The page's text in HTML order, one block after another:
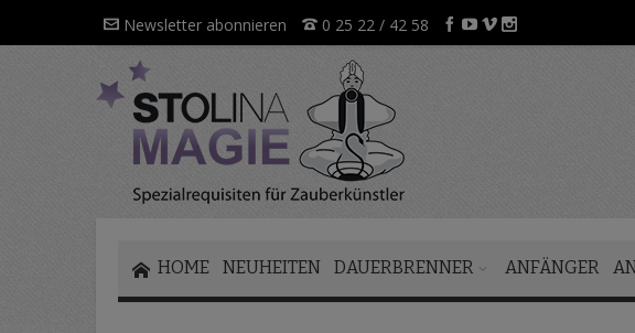
Direkt
Inhalt
Newsletter abonnieren 0 25 22 / 42 58
HOME NEUHEITEN DAUERBRENNER ANFÄNGER